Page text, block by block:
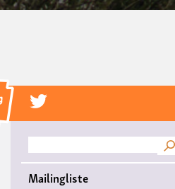
Suche
Mailingliste